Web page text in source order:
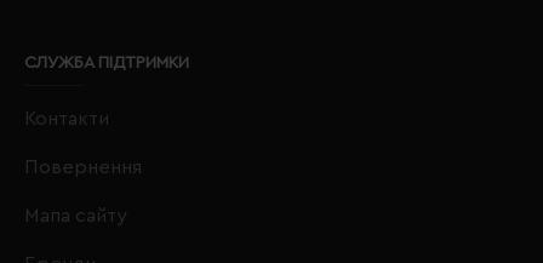
СЛУЖБА ПІДТРИМКИ
Контакти
Повернення
Мапа сайту